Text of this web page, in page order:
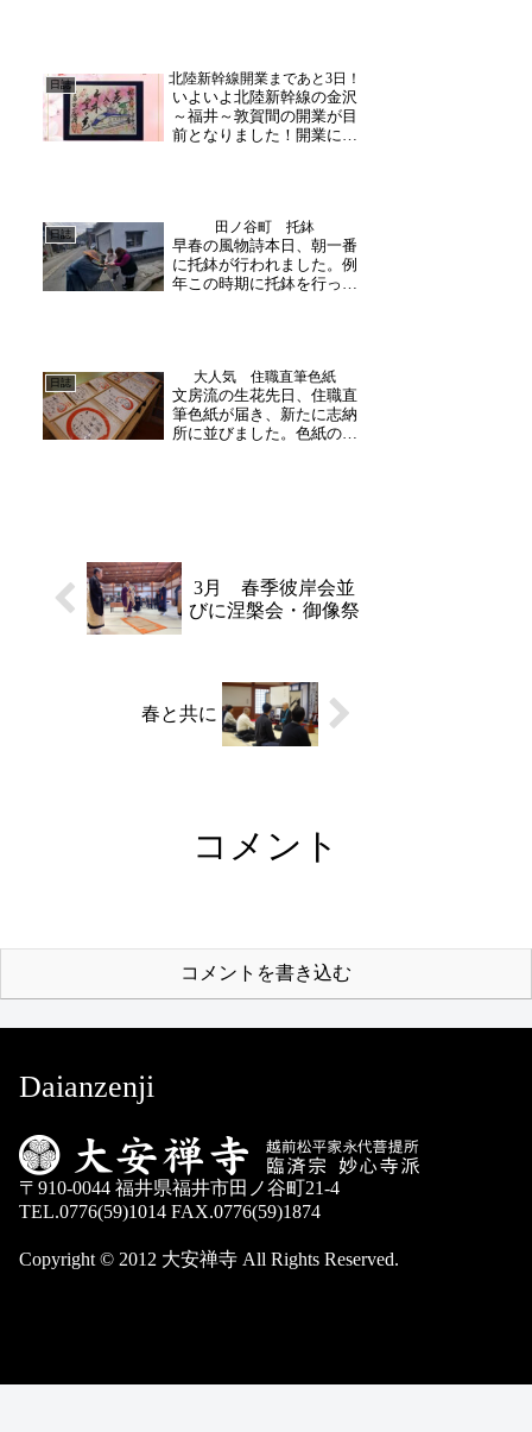
越し下さり、大変ご好評い
ただいております。7月2日
（土）12時～14時と...
日誌 北陸新幹線開業まであと3日！
いよいよ北陸新幹線の金沢
～福井～敦賀間の開業が目
前となりました！開業に際
頒布と「福井4代目藩主・
松平光通公座像」の特別開
帳を行います。手作りの
消...
日誌 田ノ谷町 托鉢
早春の風物詩本日、朝一番
に托鉢が行われました。例
年この時期に托鉢を行って
活用させていただきます。
最後に総代様と朝早くから
ご協力くださり、誠...
日誌 大人気 住職直筆色紙
文房流の生花先日、住職直
筆色紙が届き、新たに志納
所に並びました。色紙の中
しております午後には生
け...
3月 春季彼岸会並
びに涅槃会・御像祭
春と共に
コメント
コメントを書き込む
Daianzenji
〒910-0044 福井県福井市田ノ谷町21-4
TEL.0776(59)1014 FAX.0776(59)1874
Copyright © 2012 大安禅寺 All Rights Reserved.